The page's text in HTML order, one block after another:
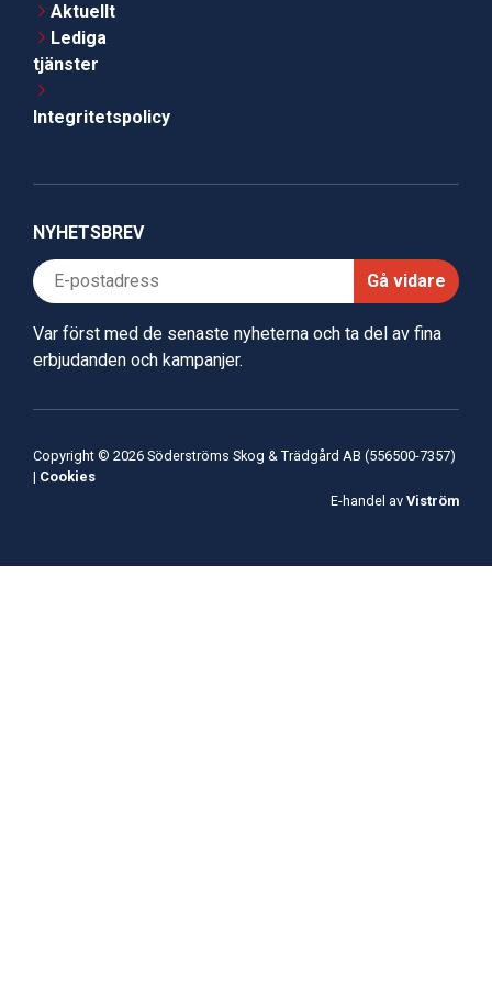
Aktuellt
Lediga
tjänster
Integritetspolicy
NYHETSBREV
Gå vidare
Var först med de senaste nyheterna och ta del av fina
erbjudanden och kampanjer.
Copyright © 2026 Söderströms Skog & Trädgård AB (556500-7357)
| Cookies
E-handel av Viström